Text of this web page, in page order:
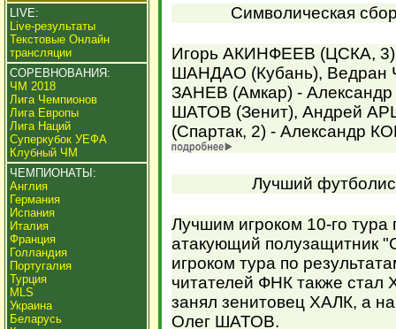
LIVE:
Live-результаты
Текстовые Онлайн
трансляции
СОРЕВНОВАНИЯ:
ЧМ 2018
Лига Чемпионов
Лига Европы
Лига Наций
Суперкубок УЕФА
Клубный ЧМ
ЧЕМПИОНАТЫ:
Англия
Германия
Испания
Италия
Франция
Голландия
Португалия
Турция
MLS
Украина
Беларусь
Символическая
Игорь АКИНФЕЕВ (ЦСКА, 3)
ШАНДАО (Кубань), Ведран
ЗАНЕВ (Амкар) -
ШАТОВ (Зенит), Андрей
(Спартак, 2) - Александр
Лучший
Лучшим игроком 10-го
атакующий полузащитник
игроком тура по
читателей ФНК также стал
занял зенитовец ХАЛК, а
Олег ШАТОВ.